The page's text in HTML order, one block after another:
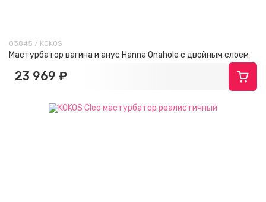
03845 / KOKOS
Мастурбатор вагина и анус Hanna Onahole с двойным слоем
23 969 ₽